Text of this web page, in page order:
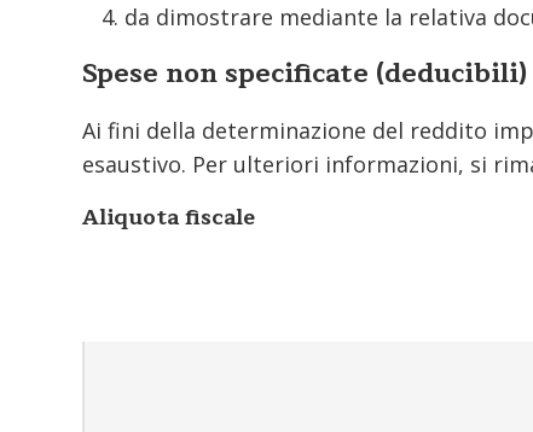
da dimostrare mediante la relativa
Spese non specificate (deducibili)
Ai fini della determinazione del reddito
esaustivo. Per ulteriori informazioni, si
Aliquota fiscale